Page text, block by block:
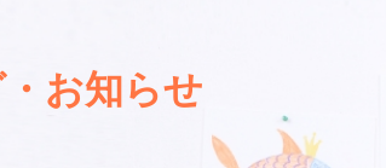
お知らせ